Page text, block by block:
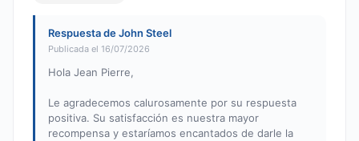
Respuesta de John Steel
Publicada el 16/07/2026
Hola Jean Pierre,
Le agradecemos calurosamente por su respuesta
positiva. Su satisfacción es nuestra mayor
recompensa y estaríamos encantados de darle la